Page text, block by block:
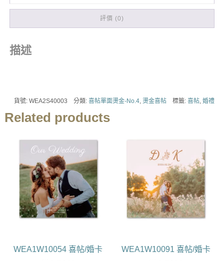
評價 (0)
描述
貨號:WEA2S40003 分類:喜帖單面燙金-No.4 ,燙金喜帖 標籤:喜帖 ,婚禮
Related products
WEA1W10054 喜帖/婚卡
WEA1W10091 喜帖/婚卡